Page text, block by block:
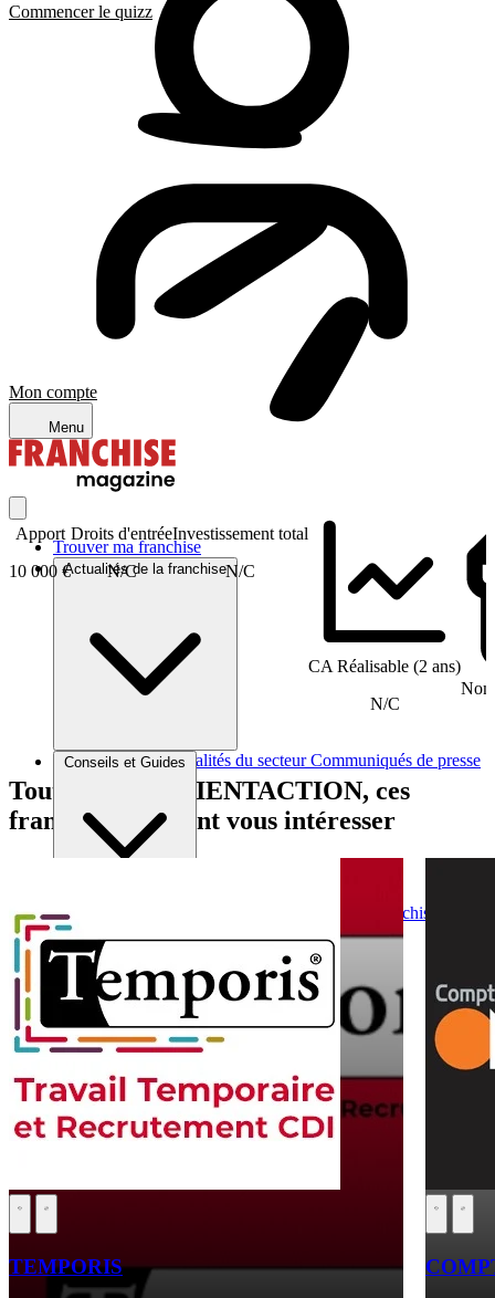
Mon compte
Menu
Trouver ma franchise
Actualités de la franchise
Brèves et actus Actualités du secteur Communiqués de presse
Conseils et Guides
Conseils généraux Devenir franchiseur
Commencer le quizz
Apport
10 000 €
Droits d'entrée
N/C
Investissement total
N/C
CA Réalisable (2 ans)
N/C
Tout comme ORIENTACTION, ces
franchises peuvent vous intéresser
TEMPORIS